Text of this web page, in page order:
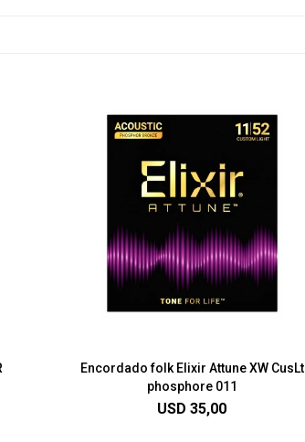
Encordado folk Elixir Attune XW CusLt
phosphore 011
USD 35,00